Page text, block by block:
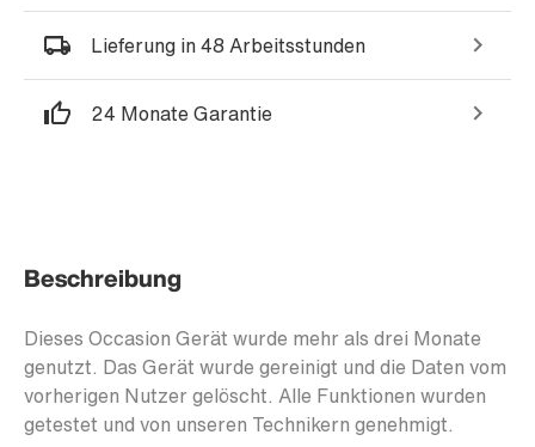
Lieferung in 48 Arbeitsstunden
24 Monate Garantie
Beschreibung
Dieses Occasion Gerät wurde mehr als drei Monate
genutzt. Das Gerät wurde gereinigt und die Daten vom
vorherigen Nutzer gelöscht. Alle Funktionen wurden
getestet und von unseren Technikern genehmigt.